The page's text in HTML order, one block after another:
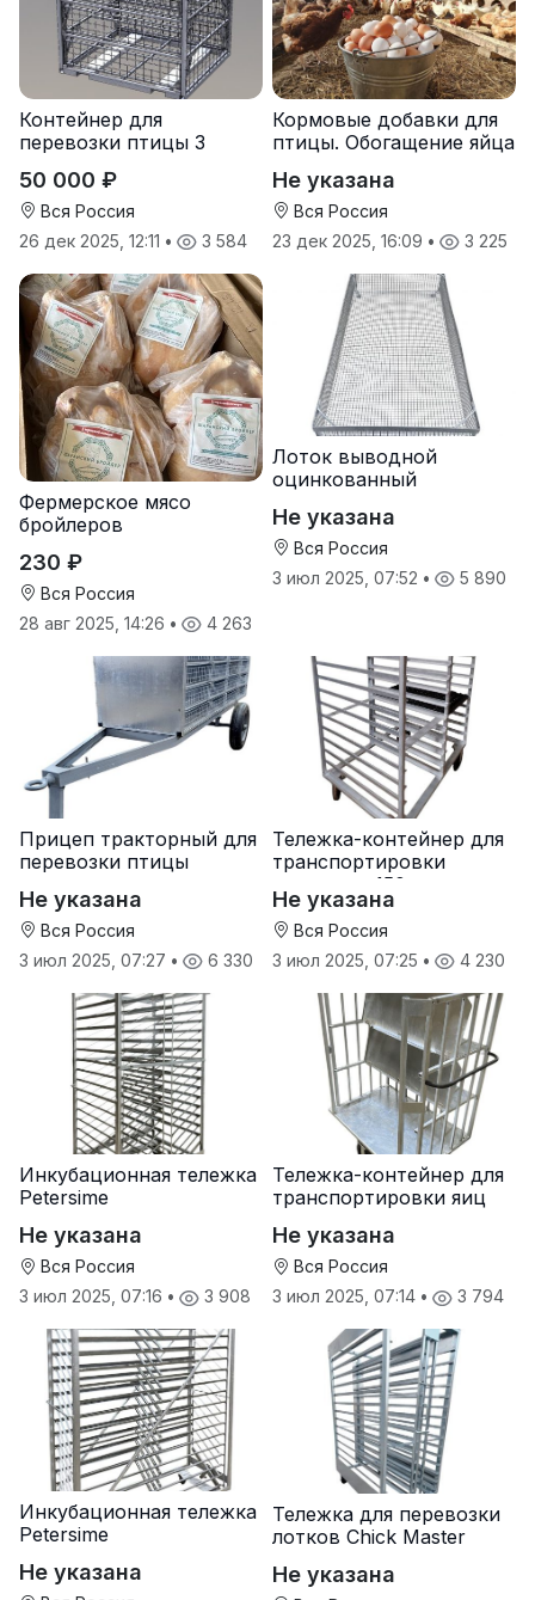
Контейнер для
перевозки птицы 3
50 000 ₽
Вся Россия
26 дек 2025, 12:11 • 3 584
Кормовые добавки для
птицы. Обогащение яйца
йодом и селеном.
Не указана
Вся Россия
23 дек 2025, 16:09 • 3 225
Фермерское мясо
бройлеров
230 ₽
Вся Россия
28 авг 2025, 14:26 • 4 263
Лоток выводной
оцинкованный
Не указана
Вся Россия
3 июл 2025, 07:52 • 5 890
Прицеп тракторный для
перевозки птицы
Не указана
Вся Россия
3 июл 2025, 07:27 • 6 330
Тележка-контейнер для
транспортировки
лотков на 150 яиц
Не указана
Вся Россия
3 июл 2025, 07:25 • 4 230
Инкубационная тележка
Petersime
Не указана
Вся Россия
3 июл 2025, 07:16 • 3 908
Тележка-контейнер для
транспортировки яиц
Не указана
Вся Россия
3 июл 2025, 07:14 • 3 794
Инкубационная тележка
Petersime
Не указана
Тележка для перевозки
лотков Chick Master
Не указана